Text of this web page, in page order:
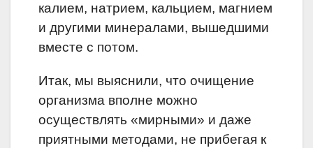
калием, натрием, кальцием, магнием
и другими минералами, вышедшими
вместе с потом.
Итак, мы выяснили, что очищение
организма вполне можно
осуществлять «мирными» и даже
приятными методами, не прибегая к